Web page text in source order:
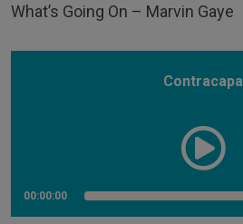
What’s Going On – Marvin Gaye
Contracapa
00:00:00